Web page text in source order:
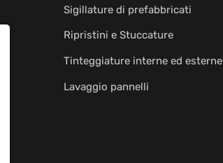
Sigillature di prefabbricati
Ripristini e Stuccature
Tinteggiature interne ed esterne
Lavaggio pannelli